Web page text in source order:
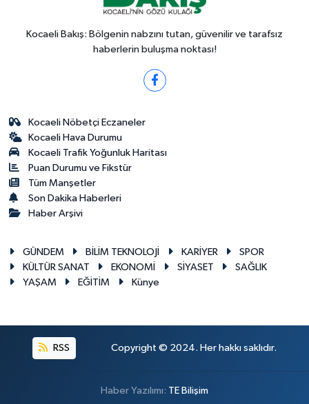
Kocaeli Bakış: Bölgenin nabzını tutan, güvenilir ve tarafsız
haberlerin buluşma noktası!
Kocaeli Nöbetçi Eczaneler
Kocaeli Hava Durumu
Kocaeli Trafik Yoğunluk Haritası
Puan Durumu ve Fikstür
Tüm Manşetler
Son Dakika Haberleri
Haber Arşivi
GÜNDEM BİLİM TEKNOLOJİ KARİYER
SPOR
KÜLTÜR SANAT
EKONOMİ SİYASET
SAĞLIK
YAŞAM
EĞİTİM Künye
RSS Copyright © 2024. Her hakkı saklıdır.
Haber Yazılımı: TE Bilişim